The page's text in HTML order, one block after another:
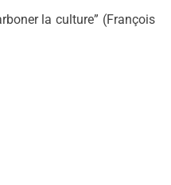
la culture” (François